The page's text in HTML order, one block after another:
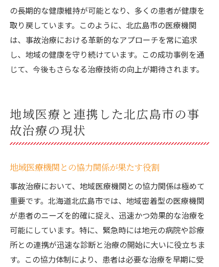
の長期的な健康維持が可能となり、多くの患者が健康を
取り戻しています。このように、北広島市の医療機関
は、事故治療における革新的なアプローチを常に追求
し、地域の健康を守り続けています。この成功事例を通
じて、今後もさらなる治療技術の向上が期待されます。
地域医療と連携した北広島市の事
故治療の現状
地域医療機関との協力関係が果たす役割
事故治療において、地域医療機関との協力関係は極めて
重要です。北海道北広島市では、地域密着型の医療機関
が患者のニーズを的確に捉え、迅速かつ効果的な治療を
可能にしています。特に、緊急時には地元の病院や診療
所との連携が迅速な診断と治療の開始に大いに役立ちま
す。この協力体制により、患者は必要な治療を早期に受